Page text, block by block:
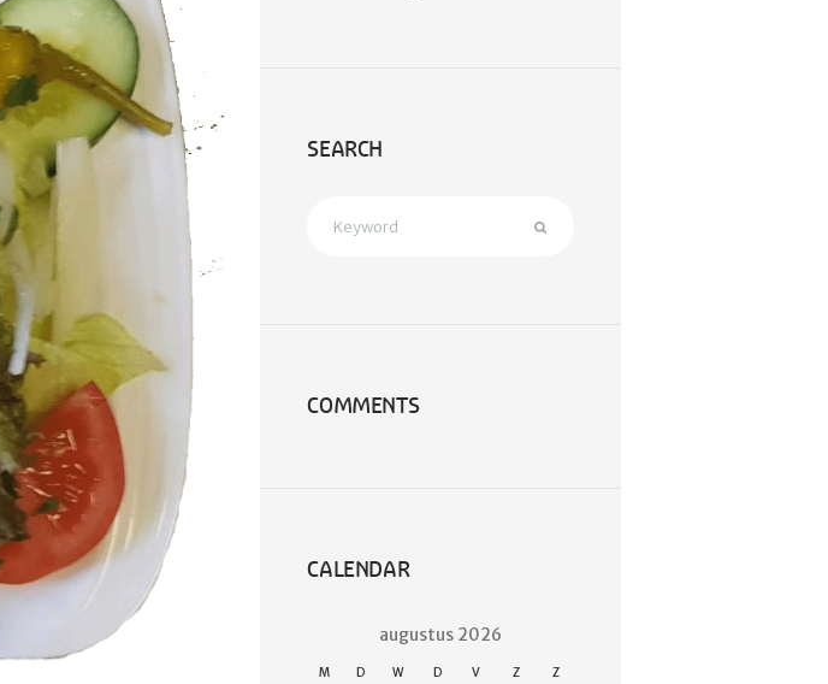
SEARCH
COMMENTS
CALENDAR
augustus 2026
M D W D V Z Z